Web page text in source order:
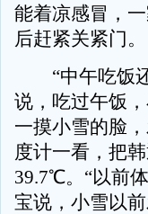
能着凉感冒，
后赶紧关紧门。
“中午吃饭还
说，吃过午饭
一摸小雪的脸
度计一看，把
39.7℃。“以前
宝说，小雪以